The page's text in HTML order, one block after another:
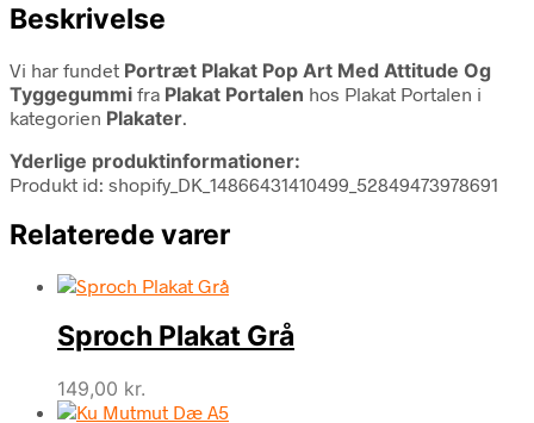
Beskrivelse
Vi har fundet Portræt Plakat Pop Art Med Attitude Og
Tyggegummi fra Plakat Portalen hos Plakat Portalen i
kategorien Plakater.
Yderlige produktinformationer:
Produkt id: shopify_DK_14866431410499_52849473978691
Relaterede varer
Sproch Plakat Grå
149,00 kr.